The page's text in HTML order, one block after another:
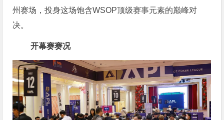
州赛场，投身这场饱含WSOP顶级赛事元素的巅峰对
决。
开幕赛赛况